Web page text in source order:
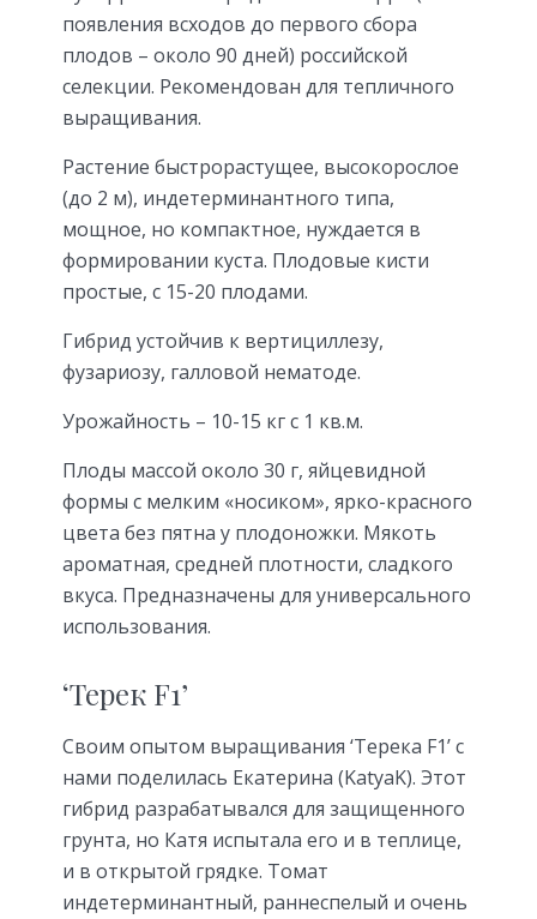
появления всходов до первого сбора
плодов – около 90 дней) российской
селекции. Рекомендован для тепличного
выращивания.
Растение быстрорастущее, высокорослое
(до 2 м), индетерминантного типа,
мощное, но компактное, нуждается в
формировании куста. Плодовые кисти
простые, с 15-20 плодами.
Гибрид устойчив к вертициллезу,
фузариозу, галловой нематоде.
Урожайность – 10-15 кг с 1 кв.м.
Плоды массой около 30 г, яйцевидной
формы с мелким «носиком», ярко-красного
цвета без пятна у плодоножки. Мякоть
ароматная, средней плотности, сладкого
вкуса. Предназначены для универсального
использования.
‘Терек F1’
Своим опытом выращивания ‘Терека F1’ с
нами поделилась Екатерина (KatyaK). Этот
гибрид разрабатывался для защищенного
грунта, но Катя испытала его и в теплице,
и в открытой грядке. Томат
индетерминантный, раннеспелый и очень